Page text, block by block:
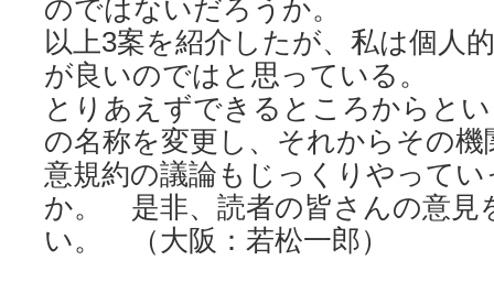
のではないだろうか。
以上3案を紹介したが、私は個人
が良いのではと思っている。
とりあえずできるところからと
の名称を変更し、それからその
意規約の議論もじっくりやって
か。 是非、読者の皆さんの意見
い。 （大阪：若松一郎）